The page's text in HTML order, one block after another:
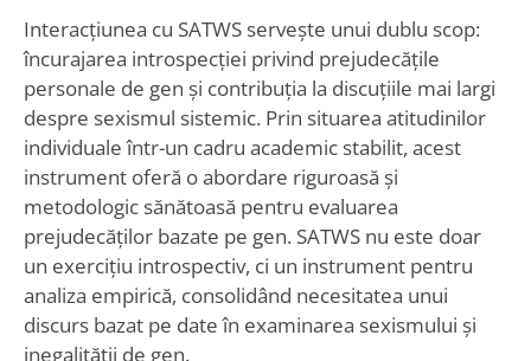
Interacțiunea cu SATWS servește unui dublu scop:
încurajarea introspecției privind prejudecățile
personale de gen și contribuția la discuțiile mai largi
despre sexismul sistemic. Prin situarea atitudinilor
individuale într-un cadru academic stabilit, acest
instrument oferă o abordare riguroasă și
metodologic sănătoasă pentru evaluarea
prejudecăților bazate pe gen. SATWS nu este doar
un exercițiu introspectiv, ci un instrument pentru
analiza empirică, consolidând necesitatea unui
discurs bazat pe date în examinarea sexismului și
inegalității de gen.